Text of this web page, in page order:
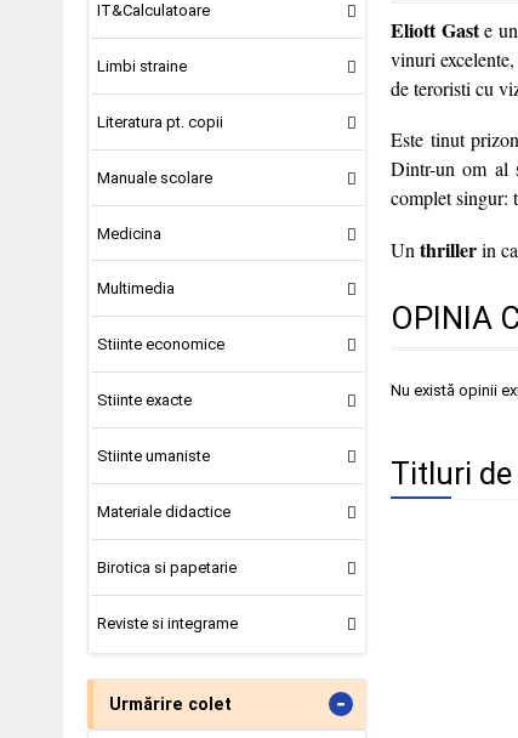
IT&Calculatoare
Limbi straine
Literatura pt. copii
Manuale scolare
Medicina
Multimedia
Stiinte economice
Stiinte exacte
Stiinte umaniste
Materiale didactice
Birotica si papetarie
Reviste si integrame
Urmărire colet -
Eliott Gaste un
vinuri
de teroristi cu
Este tinut
Dintr-un om al
complet singur:
Un thrillerin
OPINIA
Nu există opinii
Titluri